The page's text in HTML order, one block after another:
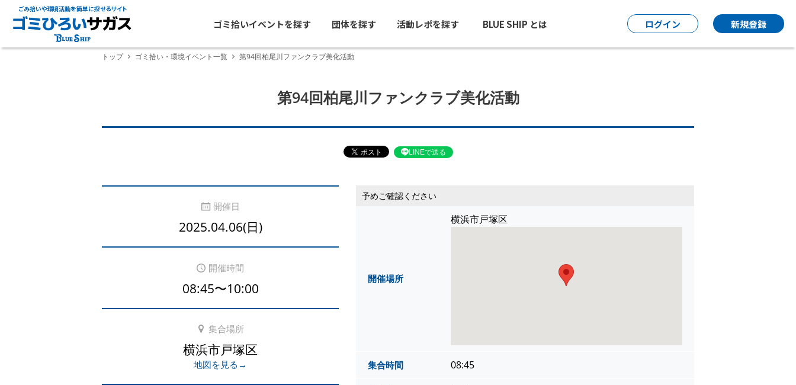
ごみ拾いや環境活動を簡単に探せるサイト
ゴミ拾いイベントを探す 団体を探す 活動レポを探す BLUE SHIP とは ログイン 新規登録
トップ ゴミ拾い・環境イベント一覧 第94回柏尾川ファンクラブ美化活動
第94回柏尾川ファンクラブ美化活動
LINEで送る
開催日
2025.04.06(日)
開催時間
08:45〜10:00
集合場所
横浜市戸塚区
地図を見る→
予めご確認ください
開催場所
横浜市戸塚区
集合時間 08:45